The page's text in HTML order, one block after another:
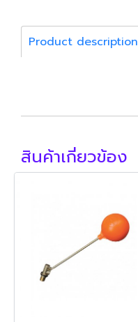
Product description
สินค้าเกี่ยวข้อง